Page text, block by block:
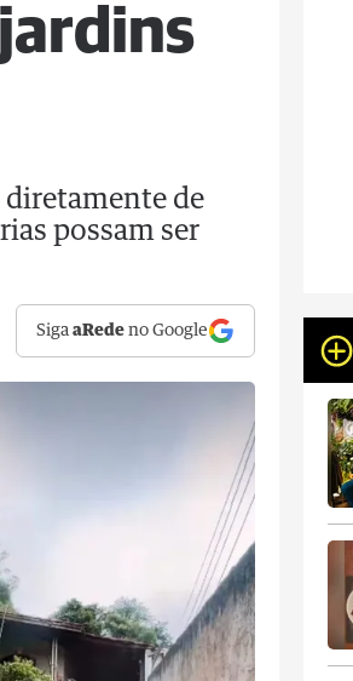
diretamente de
possam ser
SigaaRede no Google